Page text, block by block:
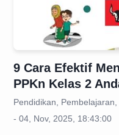
9 Cara Efektif
PPKn Kelas 2
Pendidikan,
- 04, Nov, 2025, 18:43:00